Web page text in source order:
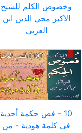
وخصوص الكلم للشيخ
الأكبر محي الدين ابن
العربي
10 - فص حكمة أحدية
في كلمة هودية - من